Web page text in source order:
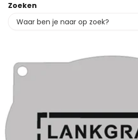
Zoeken
Bijna uitverkocht